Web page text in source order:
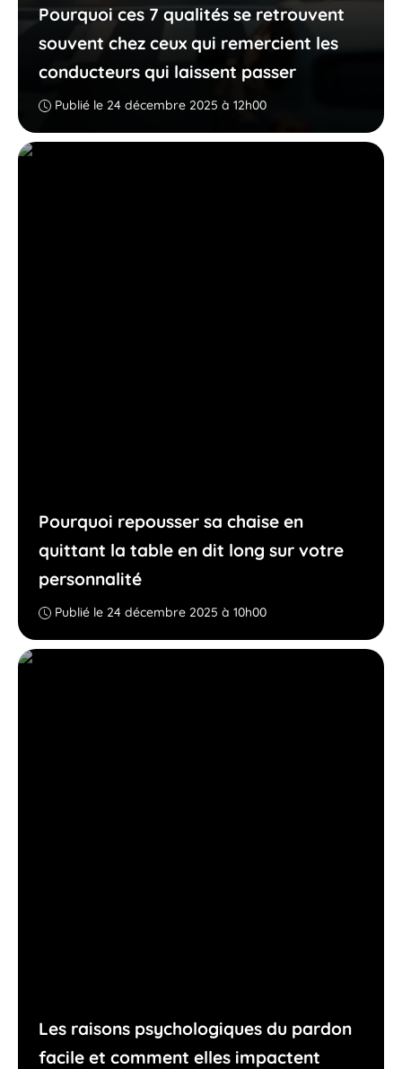
Pourquoi ces 7 qualités se retrouvent
souvent chez ceux qui remercient les
conducteurs qui laissent passer
Publié le 24 décembre 2025 à 12h00
Pourquoi repousser sa chaise en
quittant la table en dit long sur votre
personnalité
Publié le 24 décembre 2025 à 10h00
Les raisons psychologiques du pardon
facile et comment elles impactent